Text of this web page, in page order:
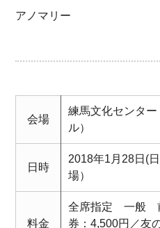
アノマリー
会場
練馬文化センタ
ル）
日時
2018年1月28日(
場）
料金
全席指定 一般
券：4,500円／